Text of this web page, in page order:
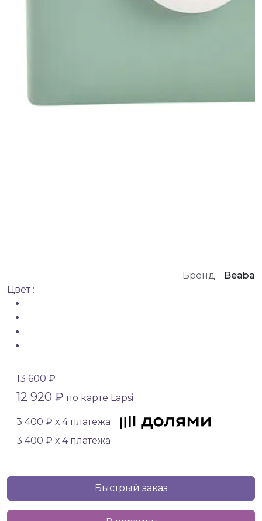
Бренд:
Beaba
Цвет :
13 600 ₽
12 920 ₽ по карте Lapsi
3 400 ₽ х 4 платежа
3 400 ₽ х 4 платежа
Быстрый заказ